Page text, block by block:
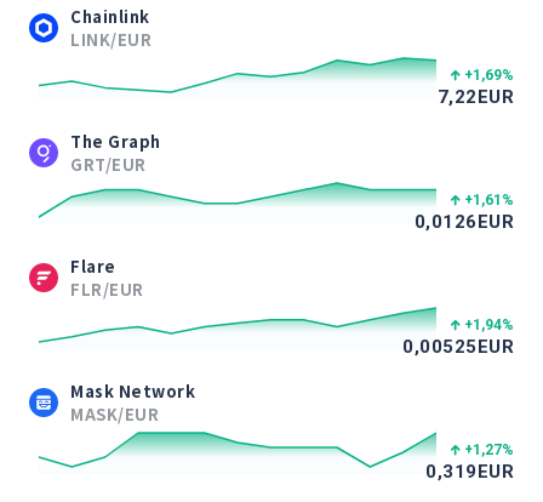
Chainlink
LINK/EUR
+1,69%
7,22EUR
The Graph
GRT/EUR
+1,61 %
0,0126EUR
Flare
FLR/EUR
+1,94%
0,00525EUR
Mask Network
MASK/EUR
+1,27%
0,319EUR